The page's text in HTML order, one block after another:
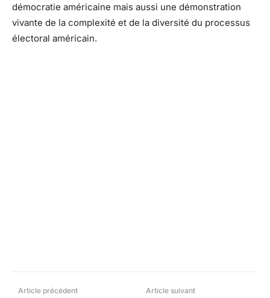
démocratie américaine mais aussi une démonstration
vivante de la complexité et de la diversité du processus
électoral américain.
Article précédent Article suivant